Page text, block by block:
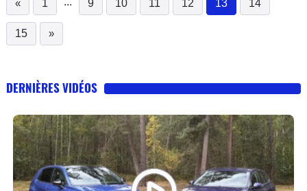
« 1 9 10 11 12 13
(current)
14
15 »
DERNIÈRES VIDÉOS